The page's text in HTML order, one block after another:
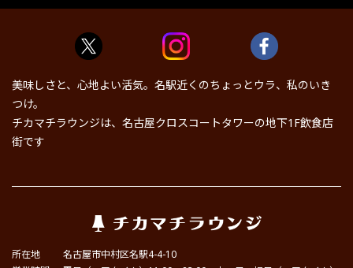
美味しさと、心地よい活気。名駅近くのちょっとウラ、私のいき
つけ。
チカマチラウンジは、名古屋クロスコートタワーの地下1F飲食店
街です
所在地
名古屋市中村区名駅4-4-10